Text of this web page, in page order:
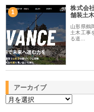
1
株式会
舗装土
山形県鶴
土木工事
る道…
アーカイブ